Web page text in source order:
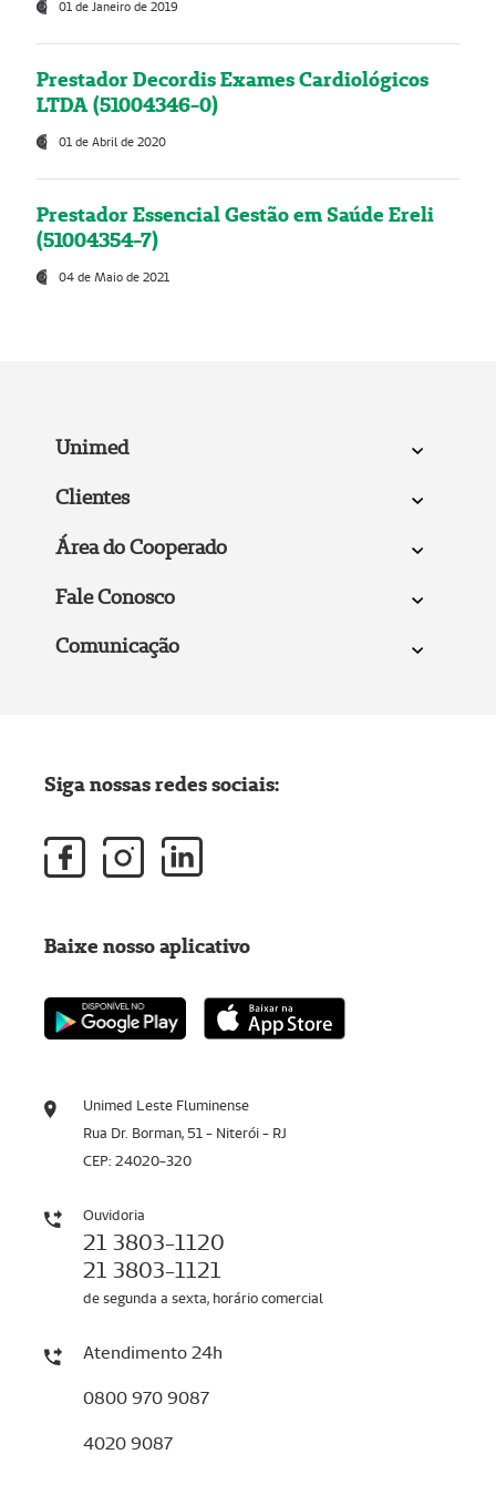
01 de Janeiro de 2019
Prestador Decordis Exames Cardiológicos
LTDA (51004346-0)
01 de Abril de 2020
Prestador Essencial Gestão em Saúde Ereli
(51004354-7)
04 de Maio de 2021
Unimed
Clientes
Área do Cooperado
Fale Conosco
Comunicação
Unimed Leste Fluminense
Rua Dr. Borman, 51 - Niterói - RJ
CEP: 24020-320
Ouvidoria
21 3803-1120
21 3803-1121
de segunda a sexta, horário comercial
Atendimento 24h
0800 970 9087
4020 9087
Siga nossas redes sociais:
Baixe nosso aplicativo